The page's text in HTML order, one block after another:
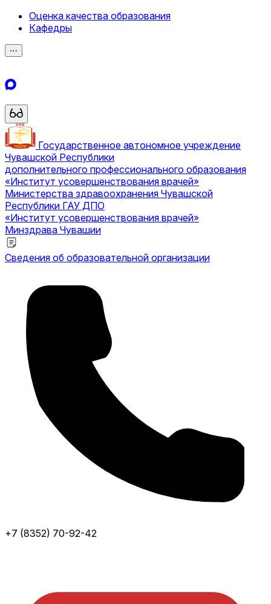
Оценка качества образования
Кафедры
⋯
Государственное автономное учреждение
Чувашской Республики
дополнительного профессионального образования
«Институт усовершенствования врачей»
Министерства здравоохранения Чувашской
Республики ГАУ ДПО
«Институт усовершенствования врачей»
Минздрава Чувашии
Сведения об образовательной организации
+7 (8352) 70-92-42